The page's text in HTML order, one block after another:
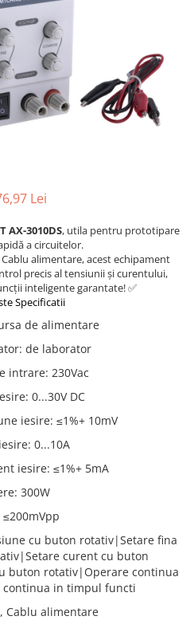
Lei
AX-3010DS, utila pentru prototipare
a circuitelor.
Cablu alimentare, acest echipament
precis al tensiunii și curentului,
inteligente garantate! ✅
Specificatii
de alimentare
: de laborator
intrare: 230Vac
: 0...30V DC
iesire: ≤1%+ 10mV
: 0...10A
iesire: ≤1%+ 5mA
: 300W
≤200mVpp
cu buton rotativ|Setare fina
curent cu buton
buton rotativ|Operare continua
in timpul functi
Cablu alimentare